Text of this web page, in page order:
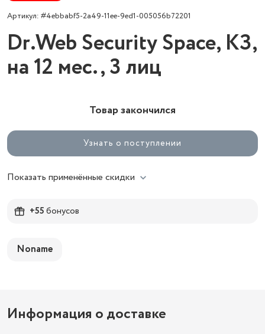
Артикул: #4ebbabf5-2a49-11ee-9ed1-005056b72201
Dr.Web Security Space, КЗ,
на 12 мес., 3 лиц
Товар закончился
Узнать о поступлении
Показать применённые скидки
+55бонусов
Noname
Информация о доставке